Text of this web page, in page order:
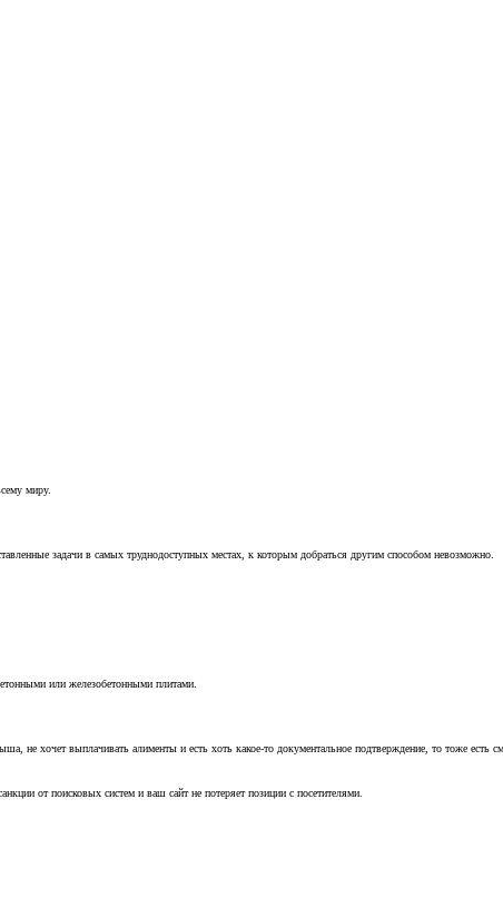
миру.
задачи в самых труднодоступных местах, к которым добраться другим способом невозможно.
или железобетонными плитами.
не хочет выплачивать алименты и есть хоть какое-то документальное подтверждение, то тоже есть
от поисковых систем и ваш сайт не потеряет позиции с посетителями.